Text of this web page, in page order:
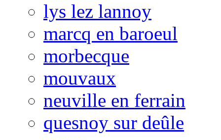
lys lez lannoy
marcq en baroeul
morbecque
mouvaux
neuville en ferrain
quesnoy sur deûle